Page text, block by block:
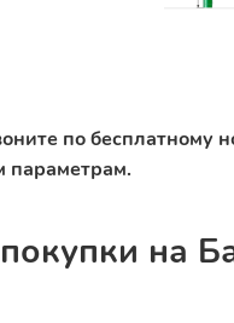
по бесплатному
параметрам.
на